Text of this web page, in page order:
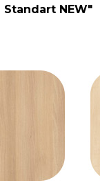
NEW"